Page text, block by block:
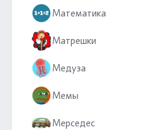
Математика
Матрешки
Медуза
Мемы
Мерседес